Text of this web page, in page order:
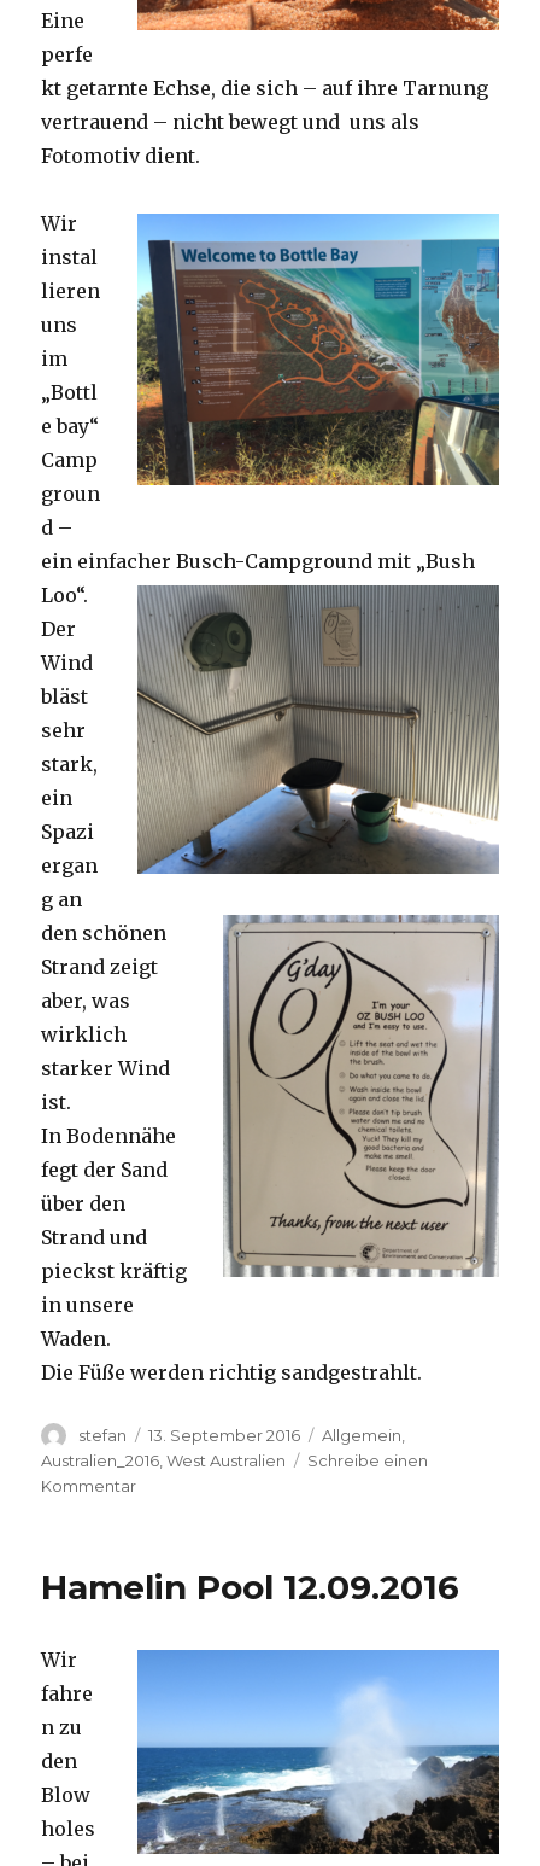
Eine
perfe
kt getarnte Echse, die sich – auf ihre Tarnung
vertrauend – nicht bewegt und uns als
Fotomotiv dient.
Wir
instal
lieren
uns
im
„Bottl
e bay“
Camp
groun
d –
ein einfacher Busch-Campground mit „Bush
Loo“.
Der
Wind
bläst
sehr
stark,
ein
Spazi
ergan
g an
den schönen
Strand zeigt
aber, was
wirklich
starker Wind
ist.
In Bodennähe
fegt der Sand
über den
Strand und
pieckst kräftig
in unsere
Waden.
Die Füße werden richtig sandgestrahlt.
Autor
stefan
Veröffentlicht
am
13. September 2016 Kategorien
Allgemein
Australien_2016 ,West Australien
Schreibe einen
Kommentarzu
Hamelin Pool 12.09.2016
Wir
fahre
n zu
den
Blow
holes